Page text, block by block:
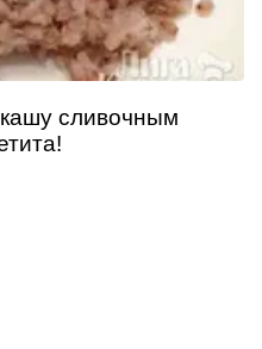
сливочным